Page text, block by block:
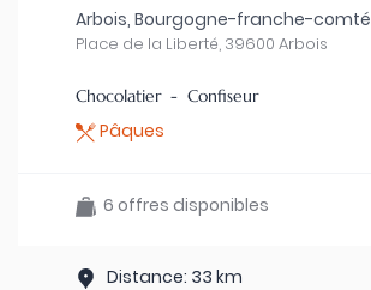
Arbois, Bourgogne-franche-comté
Place de la Liberté, 39600 Arbois
Chocolatier - Confiseur
Pâques
6 offres disponibles
Distance: 33 km